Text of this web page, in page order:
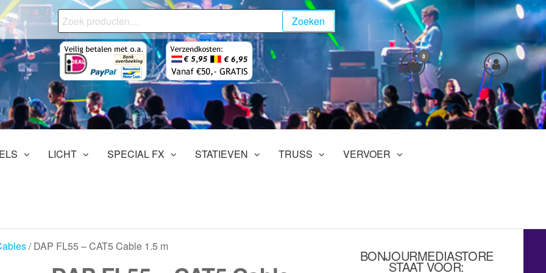
Zoeken
naar:
Zoeken
0
LICHT SPECIAL FX STATIEVEN TRUSS VERVOER
/ DAP FL55 – CAT5 Cable 1.5 m
BONJOURMEDIASTORE
STAAT VOOR: